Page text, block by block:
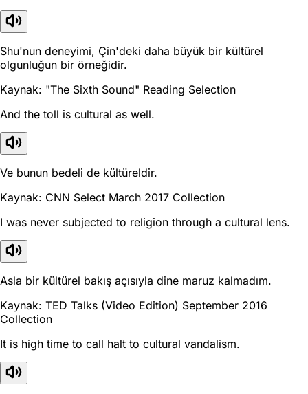
Shu'nun deneyimi, Çin'deki daha büyük bir kültürel
olgunluğun bir örneğidir.
Kaynak: "The Sixth Sound" Reading Selection
And the toll is cultural as well.
Ve bunun bedeli de kültüreldir.
Kaynak: CNN Select March 2017 Collection
I was never subjected to religion through a cultural lens.
Asla bir kültürel bakış açısıyla dine maruz kalmadım.
Kaynak: TED Talks (Video Edition) September 2016
Collection
It is high time to call halt to cultural vandalism.